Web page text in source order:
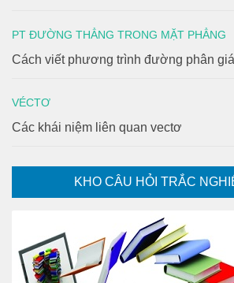
PT ĐƯỜNG THẲNG TRONG MẶT PHẲNG
Cách viết phương trình đường phân
VÉCTƠ
Các khái niệm liên quan vectơ
KHO CÂU HỎI TRẮC